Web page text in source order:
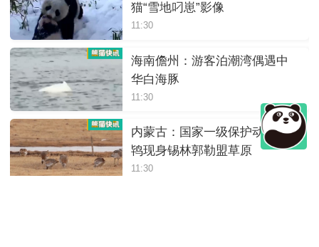
猫“雪地叼崽”影像
11:30
海南儋州：游客泊潮湾偶遇中
华白海豚
11:30
内蒙古：国家一级保护动物大
鸨现身锡林郭勒盟草原
11:30